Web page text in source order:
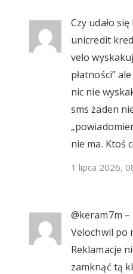
Czy udało
unicredit
velo
płatności”
nic nie
sms żaden
nie ma. Ktoś
1 lipca 2026,
@keram7m
Velochwil po
Reklamacje
zamknąć tą